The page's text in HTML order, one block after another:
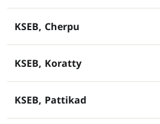
KSEB, Cherpu
KSEB, Koratty
KSEB, Pattikad